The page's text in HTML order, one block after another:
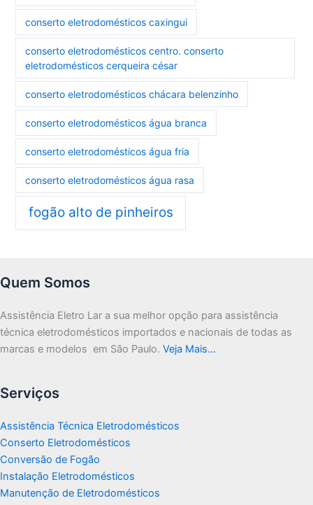
conserto eletrodomésticos caxingui
conserto eletrodomésticos centro. conserto
eletrodomésticos cerqueira césar
conserto eletrodomésticos chácara belenzinho
conserto eletrodomésticos água branca
conserto eletrodomésticos água fria
conserto eletrodomésticos água rasa
fogão alto de pinheiros
Quem Somos
Assistência Eletro Lar a sua melhor opção para assistência
técnica eletrodomésticos importados e nacionais de todas as
marcas e modelos em São Paulo. Veja Mais…
Serviços
Assistência Técnica Eletrodomésticos
Conserto Eletrodomésticos
Conversão de Fogão
Instalação Eletrodomésticos
Manutenção de Eletrodomésticos